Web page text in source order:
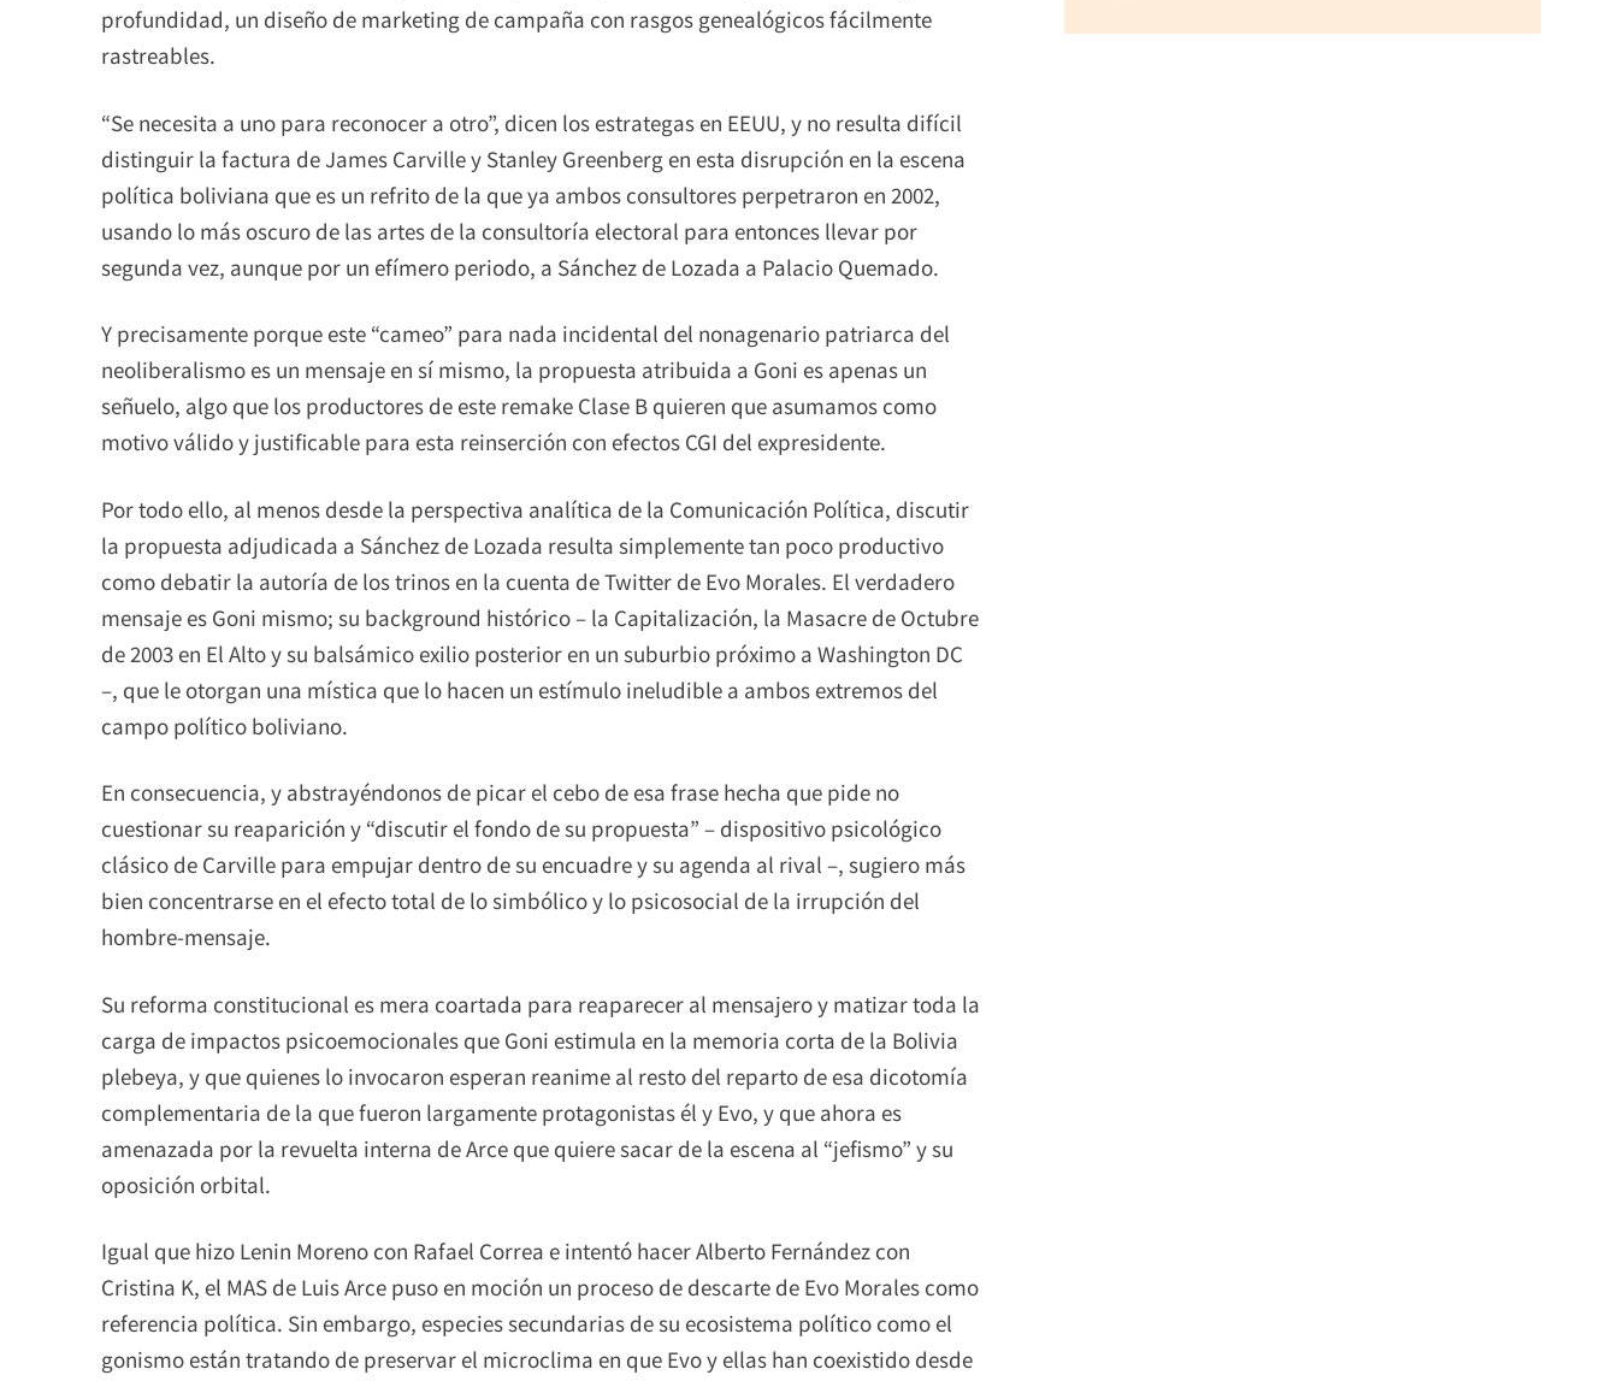
profundidad, un diseño de marketing de campaña con rasgos genealógicos fácilmente
rastreables.
“Se necesita a uno para reconocer a otro”, dicen los estrategas en EEUU, y no resulta difícil
distinguir la factura de James Carville y Stanley Greenberg en esta disrupción en la escena
política boliviana que es un refrito de la que ya ambos consultores perpetraron en 2002,
usando lo más oscuro de las artes de la consultoría electoral para entonces llevar por
segunda vez, aunque por un efímero periodo, a Sánchez de Lozada a Palacio Quemado.
Y precisamente porque este “cameo” para nada incidental del nonagenario patriarca del
neoliberalismo es un mensaje en sí mismo, la propuesta atribuida a Goni es apenas un
señuelo, algo que los productores de este remake Clase B quieren que asumamos como
motivo válido y justificable para esta reinserción con efectos CGI del expresidente.
Por todo ello, al menos desde la perspectiva analítica de la Comunicación Política, discutir
la propuesta adjudicada a Sánchez de Lozada resulta simplemente tan poco productivo
como debatir la autoría de los trinos en la cuenta de Twitter de Evo Morales. El verdadero
mensaje es Goni mismo; su background histórico – la Capitalización, la Masacre de Octubre
de 2003 en El Alto y su balsámico exilio posterior en un suburbio próximo a Washington DC
–, que le otorgan una mística que lo hacen un estímulo ineludible a ambos extremos del
campo político boliviano.
En consecuencia, y abstrayéndonos de picar el cebo de esa frase hecha que pide no
cuestionar su reaparición y “discutir el fondo de su propuesta” – dispositivo psicológico
clásico de Carville para empujar dentro de su encuadre y su agenda al rival –, sugiero más
bien concentrarse en el efecto total de lo simbólico y lo psicosocial de la irrupción del
hombre-mensaje.
Su reforma constitucional es mera coartada para reaparecer al mensajero y matizar toda la
carga de impactos psicoemocionales que Goni estimula en la memoria corta de la Bolivia
plebeya, y que quienes lo invocaron esperan reanime al resto del reparto de esa dicotomía
complementaria de la que fueron largamente protagonistas él y Evo, y que ahora es
amenazada por la revuelta interna de Arce que quiere sacar de la escena al “jefismo” y su
oposición orbital.
Igual que hizo Lenin Moreno con Rafael Correa e intentó hacer Alberto Fernández con
Cristina K, el MAS de Luis Arce puso en moción un proceso de descarte de Evo Morales como
referencia política. Sin embargo, especies secundarias de su ecosistema político como el
gonismo están tratando de preservar el microclima en que Evo y ellas han coexistido desde